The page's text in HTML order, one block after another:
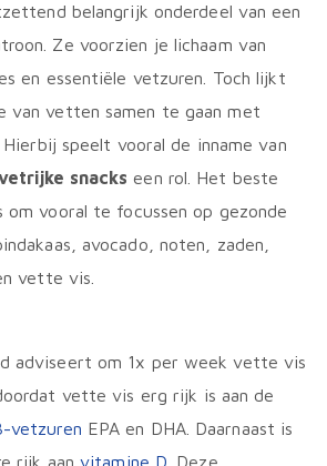
belangrijk onderdeel van een
Ze voorzien je lichaam van
en essentiële vetzuren. Toch lijkt
van vetten samen te gaan met
speelt vooral de inname van
snacks een rol. Het beste
vooral te focussen op gezonde
avocado, noten, zaden,
vette vis.
adviseert om 1x per week vette vis
vette vis erg rijk is aan de
vetzuren EPA en DHA. Daarnaast is
rijk aanvitamine D . Deze